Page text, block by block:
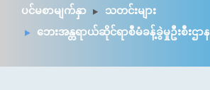
ပင်မစာမျက်နှာ
သတင်းများ
ဘေးအန္တရာယ်ဆိုင်ရာစီမံခန့်ခွဲမှုဦးစီးဌာန